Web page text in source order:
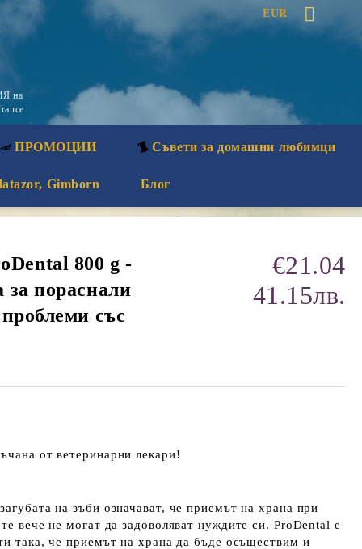
EUR
на
ПРОМОЦИИ Съвети за домашни любимци
Gimborn Блог
800 g -
пораснали
със
€21.04
41.15лв.
от ветеринарни лекари!
на зъби означават, че приемът на храна при
вече не могат да задоволяват нуждите си. ProDental е
така, че приемът на храна да бъде осъществим и